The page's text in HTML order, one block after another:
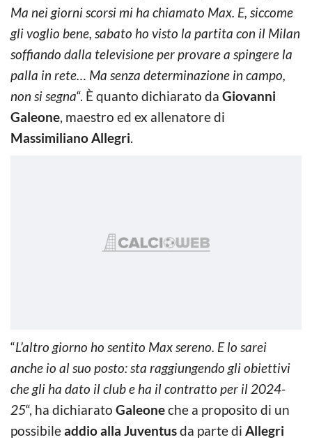
Ma nei giorni scorsi mi ha chiamato Max. E, siccome
gli voglio bene, sabato ho visto la partita con il Milan
soffiando dalla televisione per provare a spingere la
palla in rete… Ma senza determinazione in campo,
non si segna“. È quanto dichiarato da Giovanni
Galeone, maestro ed ex allenatore di
Massimiliano Allegri.
“L’altro giorno ho sentito Max sereno. E lo sarei
anche io al suo posto: sta raggiungendo gli obiettivi
che gli ha dato il club e ha il contratto per il 2024-
25“, ha dichiarato Galeoneche a proposito di un
possibileaddio alla Juventusda parte di Allegri